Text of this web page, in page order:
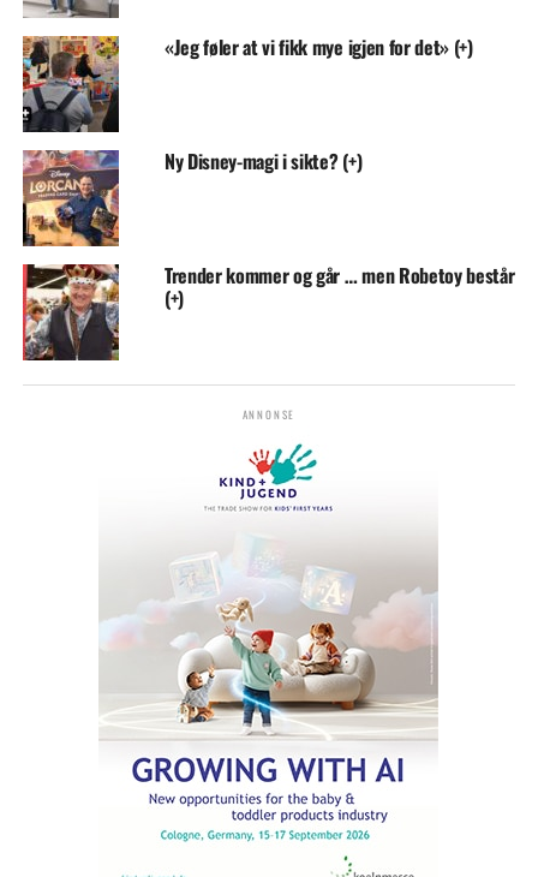
«Jeg føler at vi fikk mye igjen for det» (+)
Ny Disney-magi i sikte? (+)
Trender kommer og går … men Robetoy består
(+)
ANNONSE